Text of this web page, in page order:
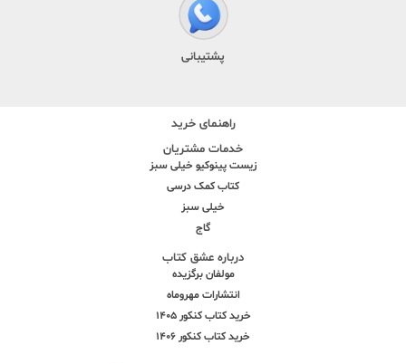
پشتیبانی
راهنمای خرید
خدمات مشتریان
زیست پینوکیو خیلی سبز
کتاب کمک درسی
خیلی سبز
گاج
درباره عشق کتاب
مولفان برگزیده
انتشارات مهروماه
خرید کتاب کنکور 1405
خرید کتاب کنکور 1406